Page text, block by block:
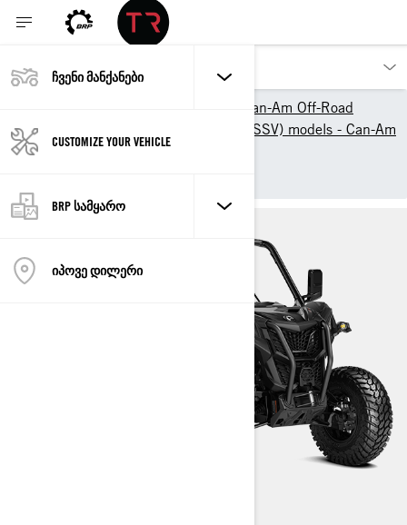
ᲩᲕᲔᲜᲘ ᲛᲐᲜᲥᲐᲜᲔᲑᲘ
CUSTOMIZE YOUR VEHICLE
BRP ᲡᲐᲛᲧᲐᲠᲝ
ᲘᲞᲝᲕᲔ ᲓᲘᲚᲔᲠᲘ
Can-Am Off-Road
2025 ATV & Side-By-Side (SSV) models - Can-Am
Off-Road